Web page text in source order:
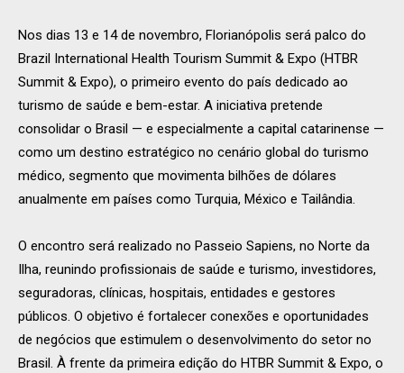
Nos dias 13 e 14 de novembro, Florianópolis será palco do
Brazil International Health Tourism Summit & Expo (HTBR
Summit & Expo), o primeiro evento do país dedicado ao
turismo de saúde e bem-estar. A iniciativa pretende
consolidar o Brasil — e especialmente a capital catarinense —
como um destino estratégico no cenário global do turismo
médico, segmento que movimenta bilhões de dólares
anualmente em países como Turquia, México e Tailândia.
O encontro será realizado no Passeio Sapiens, no Norte da
Ilha, reunindo profissionais de saúde e turismo, investidores,
seguradoras, clínicas, hospitais, entidades e gestores
públicos. O objetivo é fortalecer conexões e oportunidades
de negócios que estimulem o desenvolvimento do setor no
Brasil. À frente da primeira edição do HTBR Summit & Expo, o